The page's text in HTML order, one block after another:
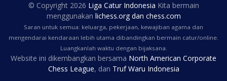
© Copyright 2026 Liga Catur Indonesia Kita bermain
menggunakan lichess.orgdan chess.com
Saran untuk semua: keluarga, pekerjaan, kewajiban agama dan
mengendarai kendaraan lebih utama dibandingkan bermain catur/online.
Luangkanlah waktu dengan bijaksana.
Website ini dikembangkan bersama North American Corporate
Chess League, dan Truf Waru Indonesia